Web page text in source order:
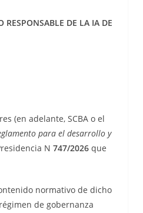
RESPONSABLE DE LA IA DE
(en adelante, SCBA o el
para el desarrollo y
N 747/2026 que
normativo de dicho
de gobernanza